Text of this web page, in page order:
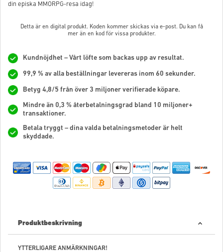
din episka MMORPG-resa idag!
Detta är en digital produkt. Koden kommer skickas via e-post. Du kan få
mer än en kod för vissa produkter.
Kundnöjdhet – Vårt löfte som backas upp av resultat.
99,9 % av alla beställningar levereras inom 60 sekunder.
Betyg 4,8/5 från över 3 miljoner verifierade köpare.
Mindre än 0,3 % återbetalningsgrad bland 10 miljoner+
transaktioner.
Betala tryggt – dina valda betalningsmetoder är helt
skyddade.
Produktbeskrivning
YTTERLIGARE ANMÄRKNINGAR!